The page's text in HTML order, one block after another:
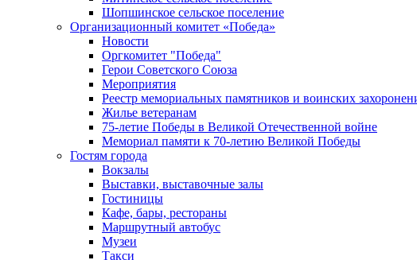
Шопшинское сельское поселение
Организационный комитет «Победа»
Новости
Оргкомитет "Победа"
Герои Советского Союза
Мероприятия
Реестр мемориальных памятников и воинских
Жилье ветеранам
75-летие Победы в Великой Отечественной войне
Мемориал памяти к 70-летию Великой Победы
Гостям города
Вокзалы
Выставки, выставочные залы
Гостиницы
Кафе, бары, рестораны
Маршрутный автобус
Музеи
Такси